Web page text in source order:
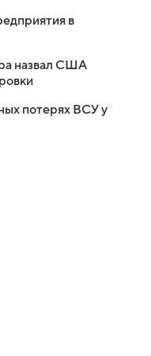
в
назвал США
потерях ВСУ у